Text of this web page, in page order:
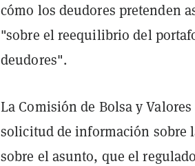
cómo los deudores pretenden
"sobre el reequilibrio del
deudores".
La Comisión de Bolsa y
solicitud de información sobre
sobre el asunto, que el